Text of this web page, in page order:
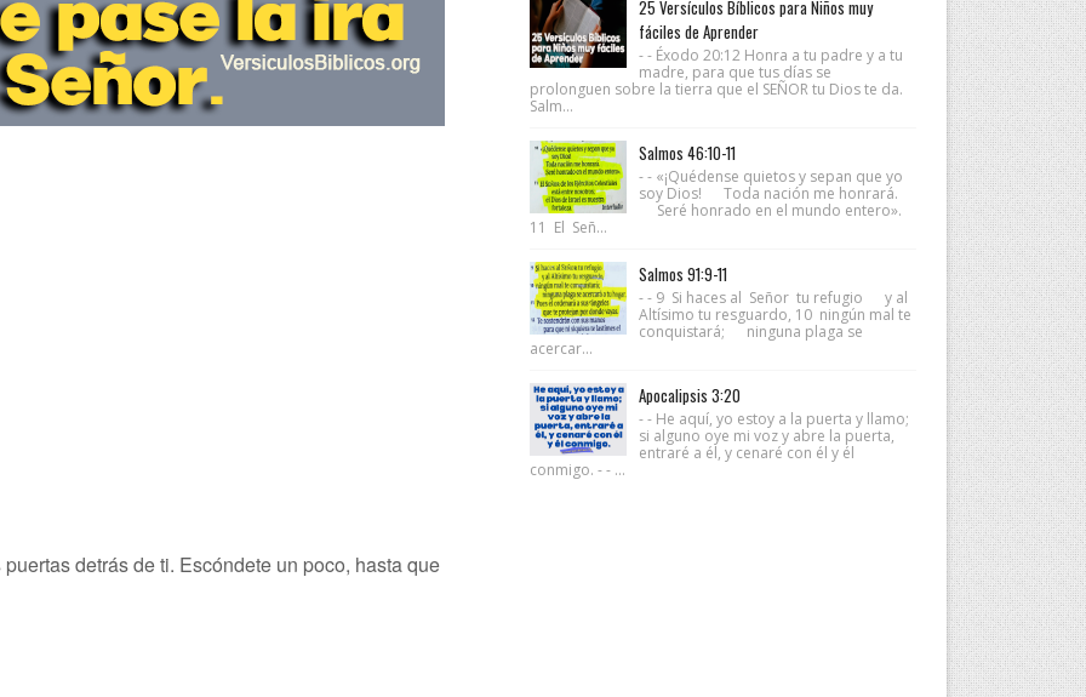
detrás de ti. Escóndete un poco, hasta que
25 Versículos Bíblicos para Niños muy
fáciles de Aprender
- - Éxodo 20:12 Honra a tu padre y a tu
madre, para que tus días se
prolonguen sobre la tierra que el SEÑOR tu Dios te da.
Salm...
Salmos 46:10-11
- - «¡Quédense quietos y sepan que yo
soy Dios! Toda nación me honrará.
Seré honrado en el mundo entero».
11 El Señ...
Salmos 91:9-11
- - 9 Si haces al Señor tu refugio y al
Altísimo tu resguardo, 10 ningún mal te
conquistará; ninguna plaga se
acercar...
Apocalipsis 3:20
- - He aquí, yo estoy a la puerta y llamo;
si alguno oye mi voz y abre la puerta,
entraré a él, y cenaré con él y él
conmigo. - - ...